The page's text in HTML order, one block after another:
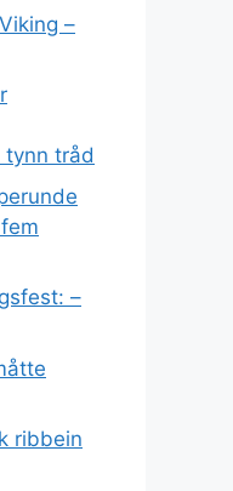
–
tynn tråd
–
ribbein